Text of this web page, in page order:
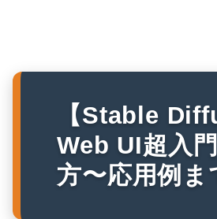
【Stable
Web UI超入
方〜応用例ま